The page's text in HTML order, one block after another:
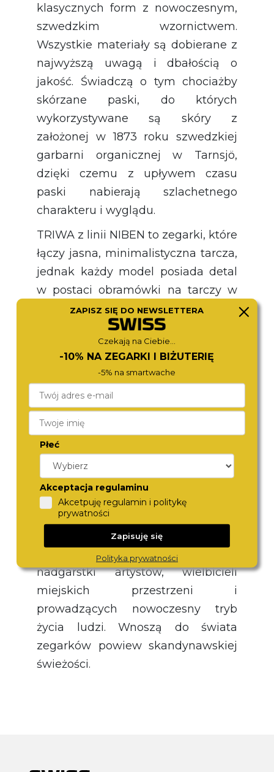
klasycznych form z nowoczesnym,
szwedzkim wzornictwem.
Wszystkie materiały są dobierane z
najwyższą uwagą i dbałością o
jakość. Świadczą o tym chociażby
skórzane paski, do których
wykorzystywane są skóry z
założonej w 1873 roku szwedzkiej
garbarni organicznej w Tarnsjö,
dzięki czemu z upływem czasu
paski nabierają szlachetnego
charakteru i wyglądu.
TRIWA z linii NIBEN to zegarki, które
łączy jasna, minimalistyczna tarcza,
jednak każdy model posiada detal
w postaci obramówki na tarczy w
różnym kolorze. Na samej tarczy
zastosowano też delikatną fakturę,
co nadaje zegarkowi kolejnego
designerskiego smaczku.
Kolorystyka jest stonowana, jednak
różnorodna, podobnie jak
zegarków
wyboru zarówno bransoletę, skórę i
paski materiałowe. To sprawi, że w
tych pięknych zegarkach na pewno
odnajdziesz zestawienie dla siebie.
Wszystkie modele TRIWA są
kwintesencją skandynawskiego
wzornictwa i idealnie pasują na
nadgarstki artystów, wielbicieli
miejskich przestrzeni i
prowadzących nowoczesny tryb
życia ludzi. Wnoszą do świata
zegarków powiew skandynawskiej
świeżości.
ZAPISZ SIĘ DO NEWSLETTERA
Czekają na Ciebie...
-10% NA ZEGARKI I BIŻUTERIĘ
-5% na smartwache
Płeć
Akceptacja regulaminu
Akcetpuję regulamin i politykę
prywatności
Zapisuję się
Polityka prywatności